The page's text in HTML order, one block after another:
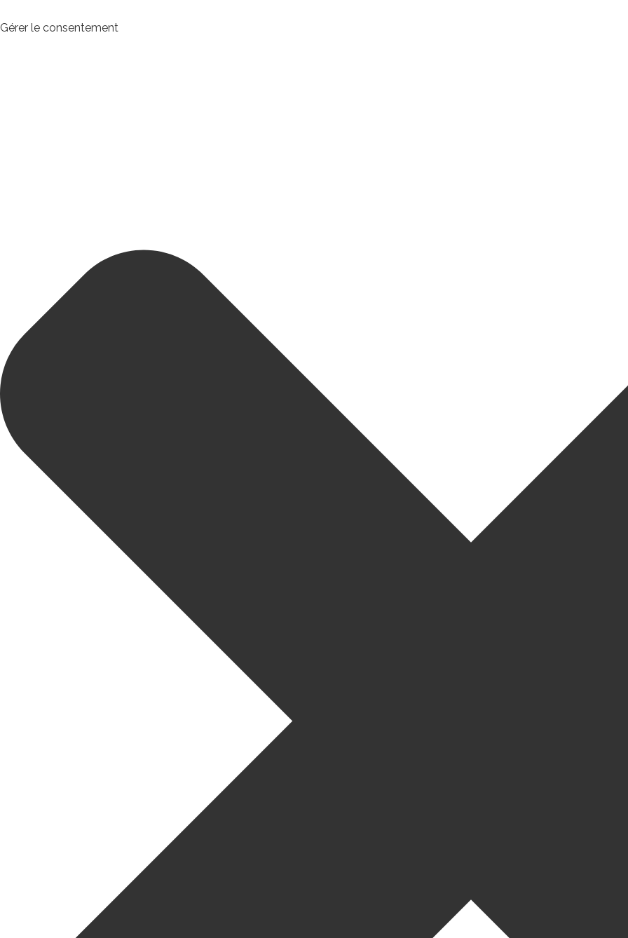
Gérer le consentement